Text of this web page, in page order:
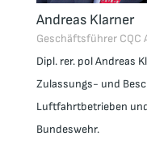
Andreas Klarner
Geschäftsführer CQC
Dipl. rer. pol Andreas
Zulassungs- und
Luftfahrtbetrieben
Bundeswehr.